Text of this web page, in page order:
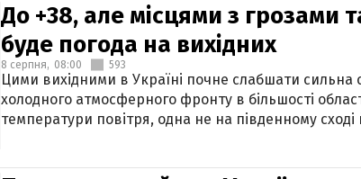
До +38, але місцями з грозами
буде погода на вихідних
8 серпня, 08:00 593
Цими вихідними в Україні почне слабшати
холодного атмосферного фронту в більшості
температури повітря, одна не на південному